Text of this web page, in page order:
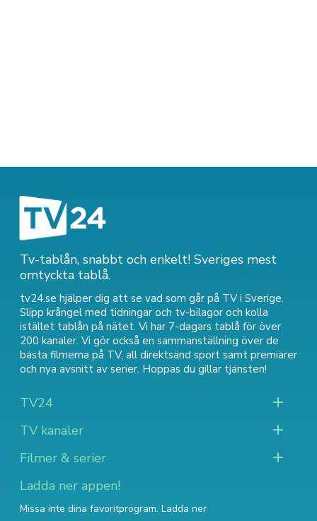
Tv-tablån, snabbt och enkelt! Sveriges mest
omtyckta tablå.
tv24.se hjälper dig att se vad som går på TV i Sverige.
Slipp krångel med tidningar och tv-bilagor och kolla
istället tablån på nätet. Vi har 7-dagars tablå för över
200 kanaler. Vi gör också en sammanställning över de
bästa filmerna på TV, all direktsänd sport samt premiärer
och nya avsnitt av serier. Hoppas du gillar tjänsten!
TV24
TV kanaler
Filmer & serier
Ladda ner appen!
Missa inte dina favoritprogram. Ladda ner